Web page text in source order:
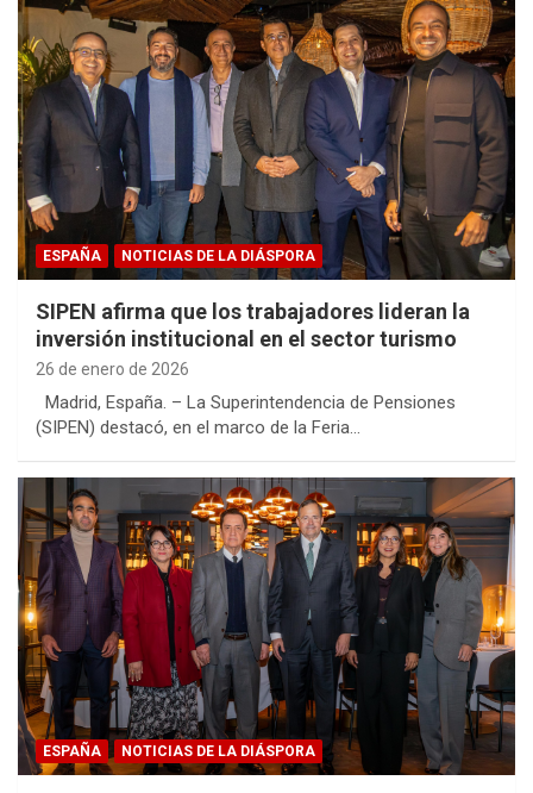
ESPAÑA NOTICIAS DE LA DIÁSPORA
SIPEN afirma que los trabajadores lideran la
inversión institucional en el sector turismo
26 de enero de 2026
Madrid, España. – La Superintendencia de Pensiones
(SIPEN) destacó, en el marco de la Feria…
ESPAÑA NOTICIAS DE LA DIÁSPORA